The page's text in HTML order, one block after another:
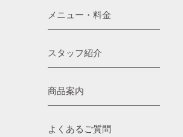
メニュー・料金
スタッフ紹介
商品案内
よくあるご質問